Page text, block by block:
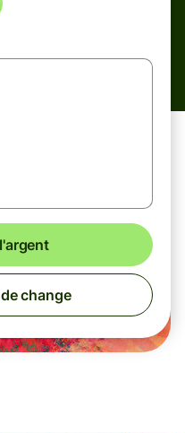
change